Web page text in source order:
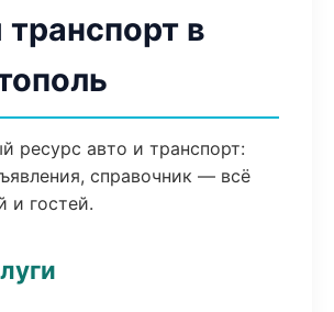
в
ресурс авто и транспорт:
справочник — всё
и гостей.